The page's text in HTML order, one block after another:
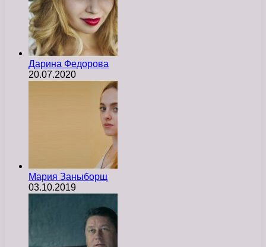
Дарина Федорова
20.07.2020
Мария Заныборщ
03.10.2019